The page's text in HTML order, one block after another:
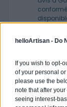
helloArtisan - Do
If you wish to opt-
of your personal
please use the
note that after
seeing interest-